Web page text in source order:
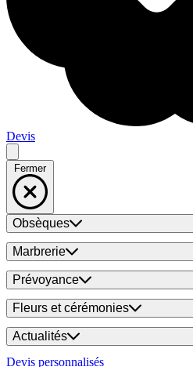
Devis
Fermer
Obsèques
Marbrerie
Prévoyance
Fleurs et cérémonies
Actualités
Devis personnalisés